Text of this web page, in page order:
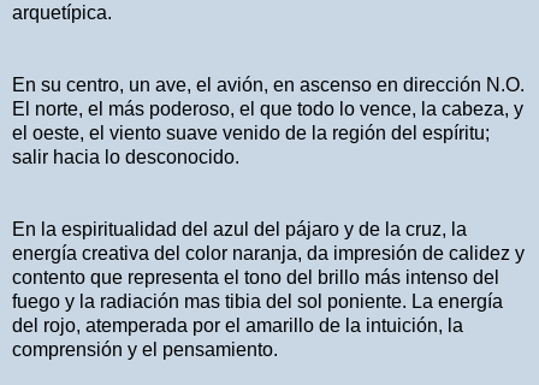
arquetípica.
En su centro, un ave, el avión, en ascenso en dirección N.O.
El norte, el más poderoso, el que todo lo vence, la cabeza, y
el oeste, el viento suave venido de la región del espíritu;
salir hacia lo desconocido.
En la espiritualidad del azul del pájaro y de la cruz, la
energía creativa del color naranja, da impresión de calidez y
contento que representa el tono del brillo más intenso del
fuego y la radiación mas tibia del sol poniente. La energía
del rojo, atemperada por el amarillo de la intuición, la
comprensión y el pensamiento.